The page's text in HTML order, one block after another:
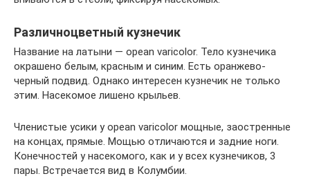
Различноцветный кузнечик
Название на латыни — opean varicolor. Тело кузнечика
окрашено белым, красным и синим. Есть оранжево-
черный подвид. Однако интересен кузнечик не только
этим. Насекомое лишено крыльев.
Членистые усики у opean varicolor мощные, заостренные
на концах, прямые. Мощью отличаются и задние ноги.
Конечностей у насекомого, как и у всех кузнечиков, 3
пары. Встречается вид в Колумбии.